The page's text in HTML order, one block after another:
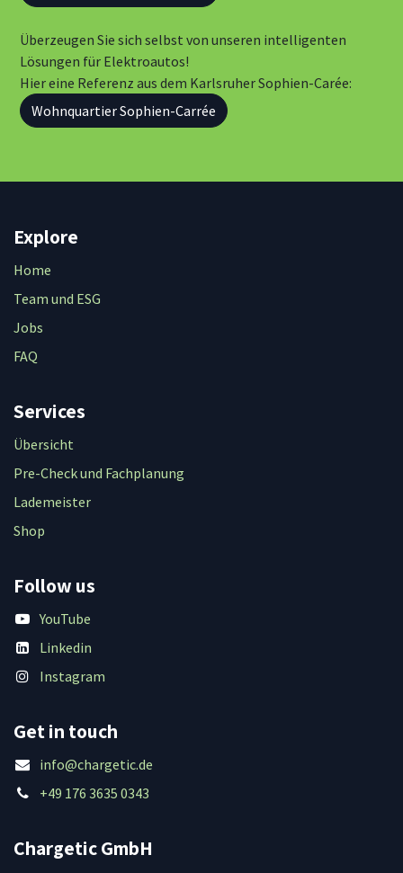
Überzeugen Sie sich selbst von unseren intelligenten
Lösungen für Elektroautos!
Hier eine Referenz aus dem Karlsruher Sophien-Carée:
Wohnquartier Sophien-Carrée
Explore
Home
Team und ESG
Jobs
FAQ
Services
Übersicht
Pre-Check und Fachplanung
Lademeister
Shop
Follow us
YouTube
Linkedin
Instagram
Get in touch
info@chargetic.de
+49 176 3635 0343
Chargetic GmbH